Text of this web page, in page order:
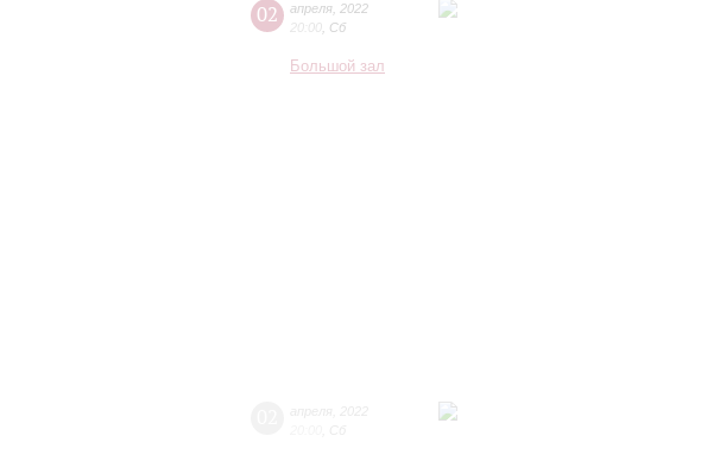
02 апреля 2022
20:00 Сб
Большой зал